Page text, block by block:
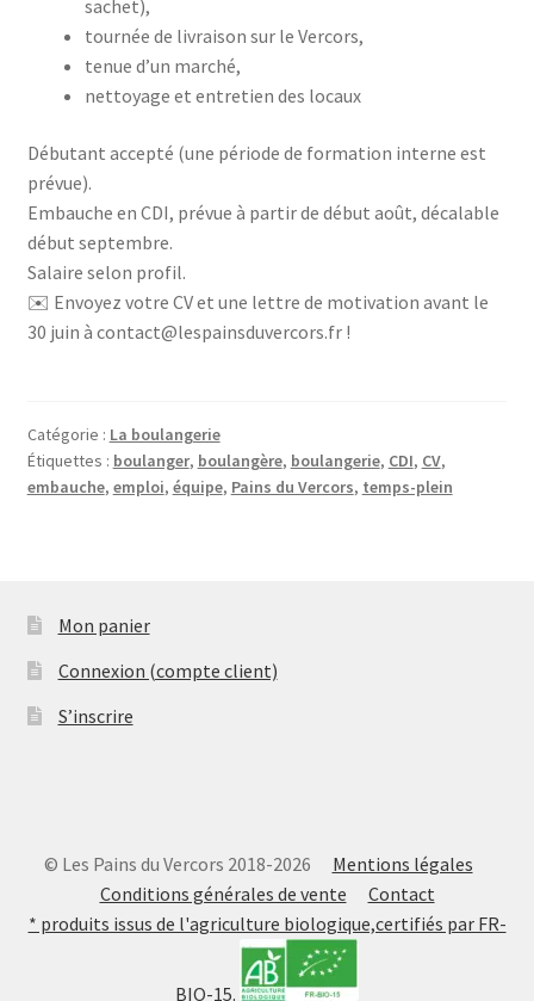
sachet),
tournée de livraison sur le Vercors,
tenue d’un marché,
nettoyage et entretien des locaux
Débutant accepté (une période de formation interne est
prévue).
Embauche en CDI, prévue à partir de début août, décalable
début septembre.
Salaire selon profil.
✉️ Envoyez votre CV et une lettre de motivation avant le
30 juin à contact@lespainsduvercors.fr !
Catégorie : La boulangerie
Étiquettes : boulanger, boulangère, boulangerie, CDI, CV,
embauche, emploi, équipe, Pains du Vercors, temps-plein
Mon panier
Connexion (compte client)
S’inscrire
© Les Pains du Vercors 2018-2026 Mentions légales
Conditions générales de vente
Contact
* produits issus de l'agriculture biologique,certifiés par FR-
BIO-15.